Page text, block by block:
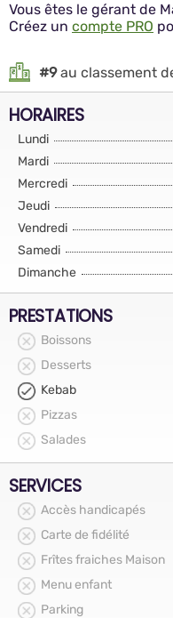
Vous êtes le gérant de
Créez un compte PRO
#9au classement
HORAIRES
Lundi
Mardi
Mercredi
Jeudi
Vendredi
Samedi
Dimanche
PRESTATIONS
Boissons
Desserts
Kebab
Pizzas
Salades
SERVICES
Accès handicapés
Carte de fidélité
Frîtes fraiches Maison
Menu enfant
Parking